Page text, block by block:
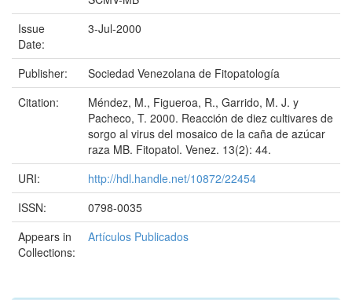
Issue
Date:
3-Jul-2000
Publisher:
Sociedad Venezolana de Fitopatología
Citation:
Méndez, M., Figueroa, R., Garrido, M. J. y
Pacheco, T. 2000. Reacción de diez cultivares de
sorgo al virus del mosaico de la caña de azúcar
raza MB. Fitopatol. Venez. 13(2): 44.
URI:
http://hdl.handle.net/10872/22454
ISSN:
0798-0035
Appears in
Collections:
Artículos Publicados